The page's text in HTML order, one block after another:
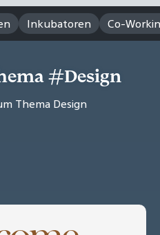
Inkubatoren Co-
#Design
Thema Design